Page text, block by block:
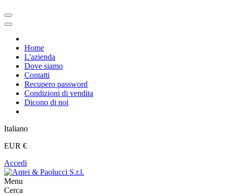
Home
L'azienda
Dove siamo
Contatti
Recupero password
Condizioni di vendita
Dicono di noi
Italiano
EUR €
Accedi
Menu
Cerca